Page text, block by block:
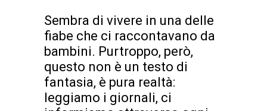
Sembra di vivere in una delle
fiabe che ci raccontavano da
bambini. Purtroppo, però,
questo non è un testo di
fantasia, è pura realtà:
leggiamo i giornali, ci